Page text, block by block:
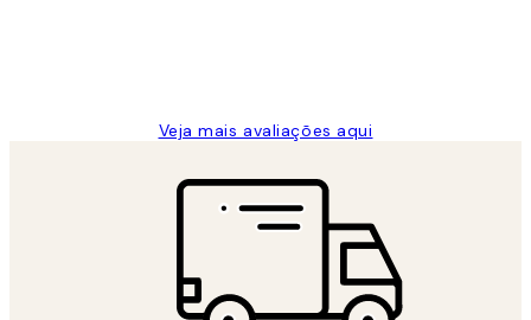
Veja mais avaliações aqui